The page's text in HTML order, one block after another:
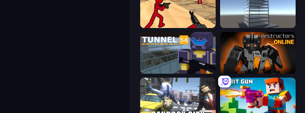
Stickman Counter Terror Strike Craft 3D
Tunnel 54 Destructors Online